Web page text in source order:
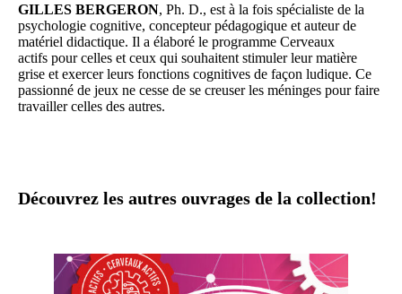
GILLES BERGERON, Ph. D., est à la fois spécialiste de la
psychologie cognitive, concepteur pédagogique et auteur de
matériel didactique. Il a élaboré le programme Cerveaux
actifs pour celles et ceux qui souhaitent stimuler leur matière
grise et exercer leurs fonctions cognitives de façon ludique. Ce
passionné de jeux ne cesse de se creuser les méninges pour faire
travailler celles des autres.
Découvrez les autres ouvrages de la collection!